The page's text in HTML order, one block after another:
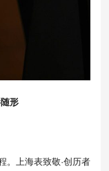
形
。上海表致敬·创历者